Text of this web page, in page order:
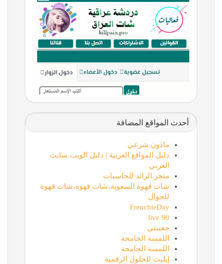
أحدث المواقع المضافة
ماذون شرعي
دليل المواقع العربية | دليل الويب سايت
العربي
متجر الرائد للحاسبات
شات قهوة السعوية،شات قهوه،شات قهوة
للجوال
FrenchieDay
90 live
حقيبتي
اللمسة الجامحة
اللمسة الجامحة
إيليت للحلول الرقمية